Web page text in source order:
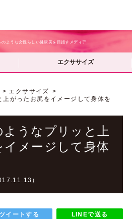
のような女性らしい健康美を目指すメディア
エクササイズ
エクササイズ
がったお尻をイメージして身体を
うなプリッと上
メージして身体
）
ツイートする LINEで送る